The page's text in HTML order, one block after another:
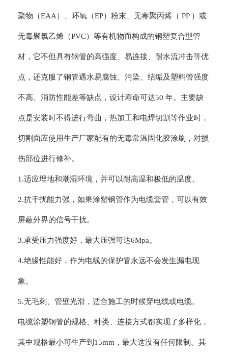
聚物（EAA）、环氧（EP）粉末、无毒聚丙烯（ PP ）或
无毒聚氯乙烯（PVC）等有机物而构成的钢塑复合型管
材，它不但具有钢管的高强度、易连接、耐水流冲击等优
点，还克服了钢管遇水易腐蚀、污染、结垢及塑料管强度
不高、消防性能差等缺点，设计寿命可达50 年。主要缺
点是安装时不得进行弯曲，热加工和电焊切割等作业时，
切割面应使用生产厂家配有的无毒常温固化胶涂刷，对损
伤部位进行修补。
1.适应埋地和潮湿环境，并可以耐高温和极低的温度。
2.抗干扰能力强，如果涂塑钢管作为电缆套管，可以有效
屏蔽外界的信号干扰。
3.承受压力强度好，最大压强可达6Mpa。
4.绝缘性能好，作为电线的保护管永远不会发生漏电现
象。
5.无毛刺、管壁光滑，适合施工的时候穿电线或电缆。
电缆涂塑钢管的规格、种类、连接方式都实现了多样化，
其中规格最小可生产到15mm，最大这没有任何限制。其